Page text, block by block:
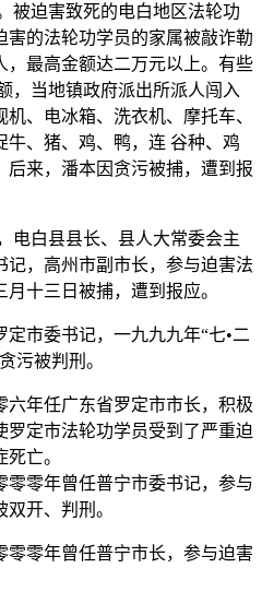
被迫害致死的电白地区法轮功
害的法轮功学员的家属被敲诈勒
，最高金额达二万元以上。有些
，当地镇政府派出所派人闯入
、电冰箱、洗衣机、摩托车、
牛、猪、鸡、鸭，连 谷种、鸡
来，潘本因贪污被捕，遭到报
电白县县长、县人大常委会主
，高州市副市长，参与迫害法
十三日被捕，遭到报应。
市委书记，一九九九年“七•二
污被判刑。
年任广东省罗定市市长，积极
罗定市法轮功学员受到了严重迫
亡。
零年曾任普宁市委书记，参与
开、判刑。
零年曾任普宁市长，参与迫害